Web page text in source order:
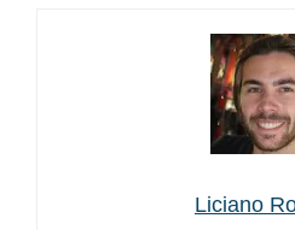
Liciano